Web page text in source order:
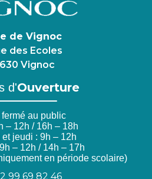
de Vignoc
des Ecoles
Vignoc
d'Ouverture
fermé au public
– 12h / 16h – 18h
et jeudi : 9h – 12h
– 12h / 14h – 17h
en période scolaire)
99 69 82 46